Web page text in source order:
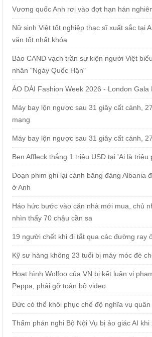
Vương quốc Anh rơi vào đợt hạn hán
Nữ sinh Việt tốt nghiệp thạc sĩ xuất sắc tại
văn tốt nhất khóa
Báo CAND vạch trần sự kiện người Việt
nhân "Ngày Quốc Hận"
ÁO DÀI Fashion Week 2026 - London Gala
Máy bay lộn ngược sau 31 giây cất cánh,
mạng
Máy bay lộn ngược sau 31 giây cất cánh,
Ben Affleck thắng 1 triệu USD tại 'Ai là triệu
Đoạn phim ghi lại cảnh băng đảng Albania
ở Anh
Háo hức bước vào căn nhà mới mua, chủ
nhìn thấy 70 chậu cần sa
19 người chết khi đi tắt qua các đường ray
Kỹ sư hàng không 23 tuổi bị máy móc đè
Hoạt hình Wolfoo của VN bị kết luận vi
Peppa, phải gỡ toàn bộ video
Đức có thể khôi phục chế độ nghĩa vụ
Thẩm phán nghi Bộ Nội Vụ bị ảo giác AI khi